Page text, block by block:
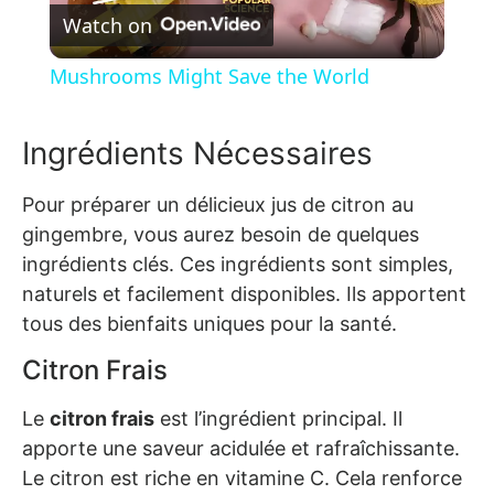
Watch on
Mushrooms Might Save the World
Ingrédients Nécessaires
Pour préparer un délicieux jus de citron au
gingembre, vous aurez besoin de quelques
ingrédients clés. Ces ingrédients sont simples,
naturels et facilement disponibles. Ils apportent
tous des bienfaits uniques pour la santé.
Citron Frais
Le citron frais est l’ingrédient principal. Il
apporte une saveur acidulée et rafraîchissante.
Le citron est riche en vitamine C. Cela renforce